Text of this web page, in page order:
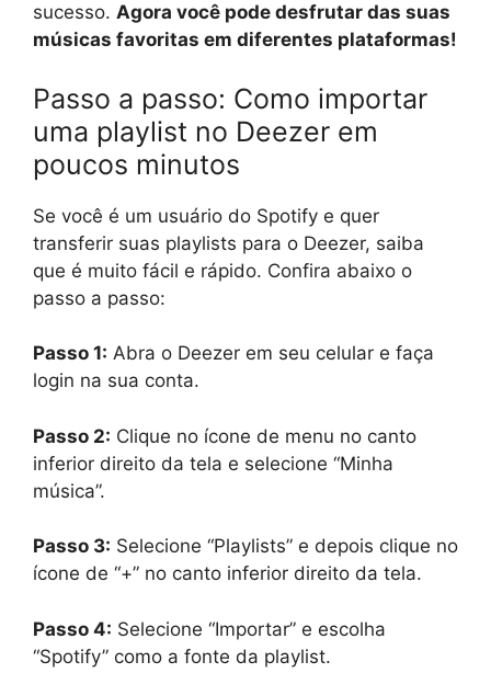
sucesso. Agora você pode desfrutar das suas
músicas favoritas em diferentes plataformas!
Passo a passo: Como importar
uma playlist no Deezer em
poucos minutos
Se você é um usuário do Spotify e quer
transferir suas playlists para o Deezer, saiba
que é muito fácil e rápido. Confira abaixo o
passo a passo:
Passo 1: Abra o Deezer em seu celular e faça
login na sua conta.
Passo 2: Clique no ícone de menu no canto
inferior direito da tela e selecione “Minha
música”.
Passo 3: Selecione “Playlists” e depois clique no
ícone de “+” no canto inferior direito da tela.
Passo 4: Selecione “Importar” e escolha
“Spotify” como a fonte da playlist.